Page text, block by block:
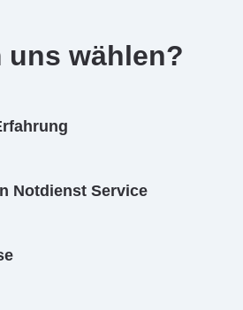
uns wählen?
Notdienst Service